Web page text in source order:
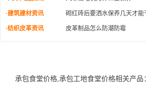
·建筑建材资讯 砌红砖后要洒水保养几天才能
·纺织皮革资讯 皮革制品怎么防潮防霉
承包食堂价格,承包工地食堂价格相关产品